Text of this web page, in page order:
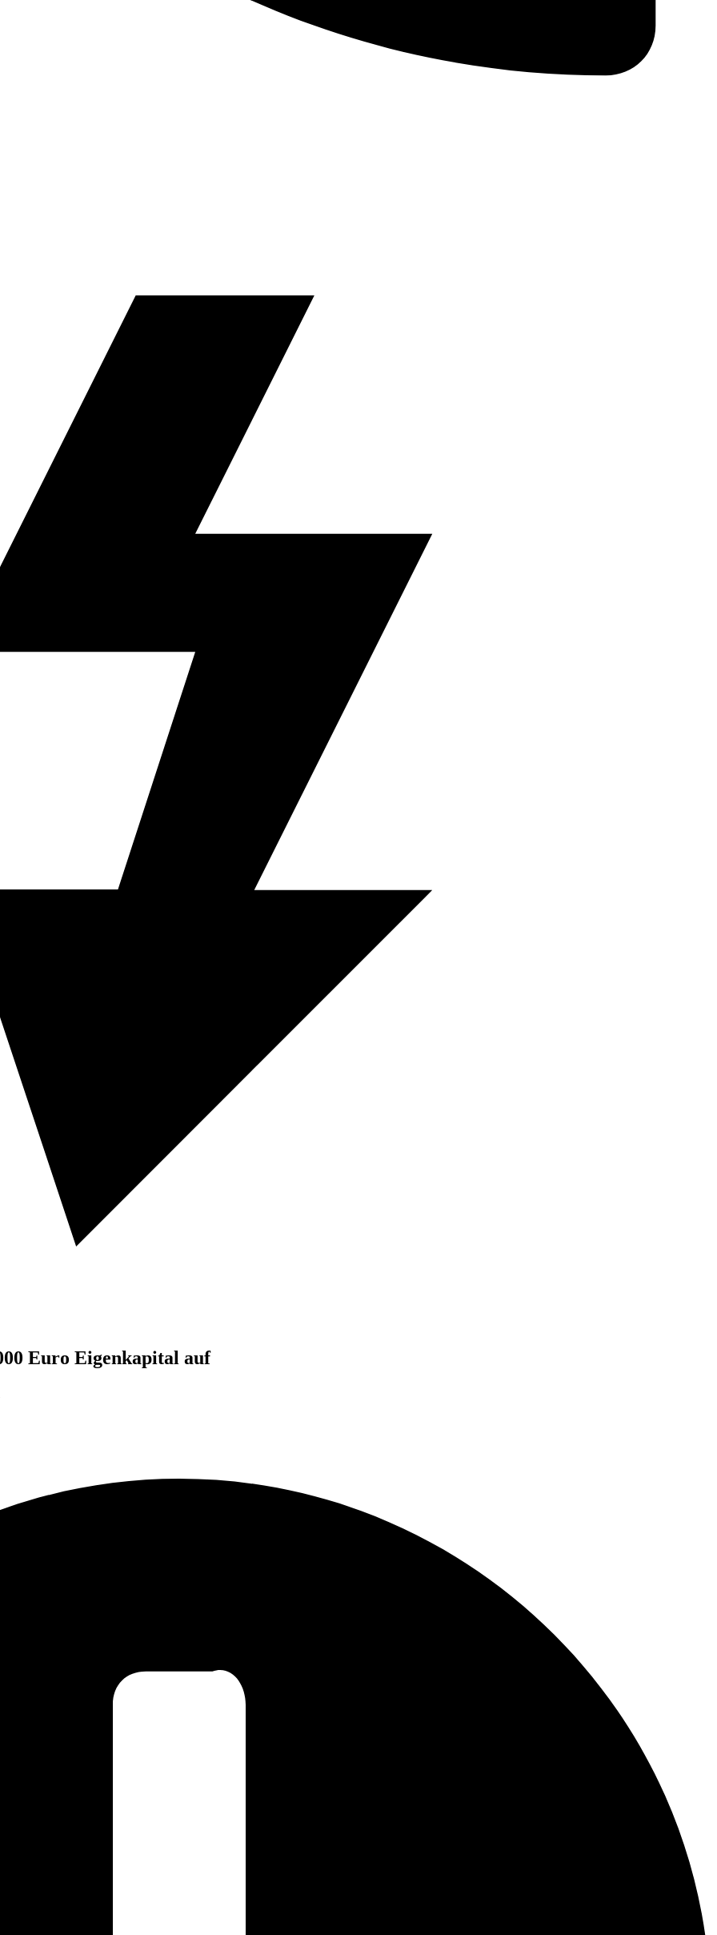
Euro Eigenkapital auf